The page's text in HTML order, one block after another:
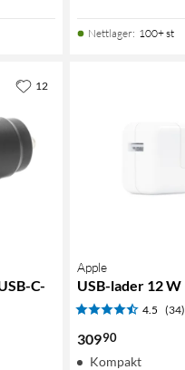
Nettlager: 100+ st
C-
12
Apple
USB-lader 12 W
4.5 (34)
30990
Kompakt